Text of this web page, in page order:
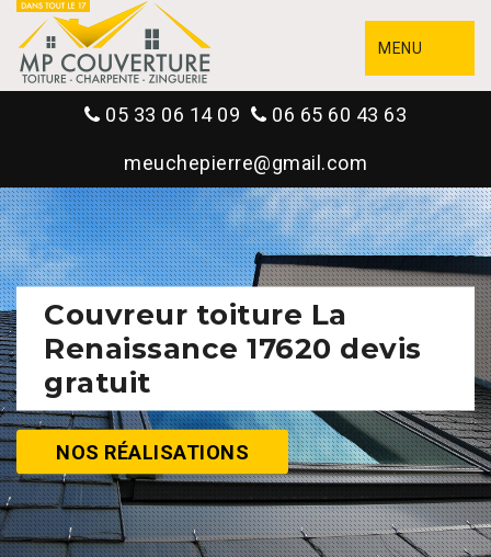
MENU
05 33 06 14 09 06 65 60 43 63
meuchepierre@gmail.com
Couvreur toiture La
Renaissance 17620 devis
gratuit
NOS RÉALISATIONS